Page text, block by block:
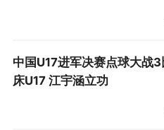
此球要深究起来，阿森
对抗，没能拿下对方的
福德顺势发起快速反击
的开始。那次攻防转换
中国U17进军决赛点球大战3
床U17 江宇涵立功